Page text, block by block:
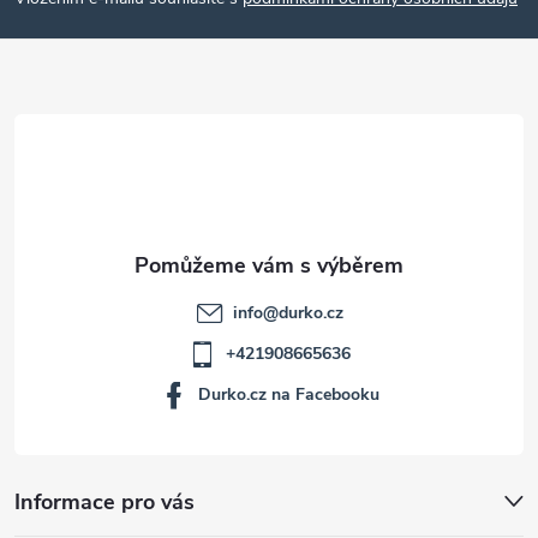
a
Informace pro vás
info@durko.cz
+421908665636
Durko.cz na Facebooku